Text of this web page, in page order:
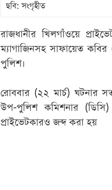
ছবি: সংগৃহীত
রাজধানীর খিলগাঁওয়ে
ম্যাগাজিনসহ সাফায়েত
পুলিশ।
রোববার (২২ মার্চ) ঘটনার
উপ-পুলিশ কমিশনার
প্রাইভেটকারও জব্দ করা হয়